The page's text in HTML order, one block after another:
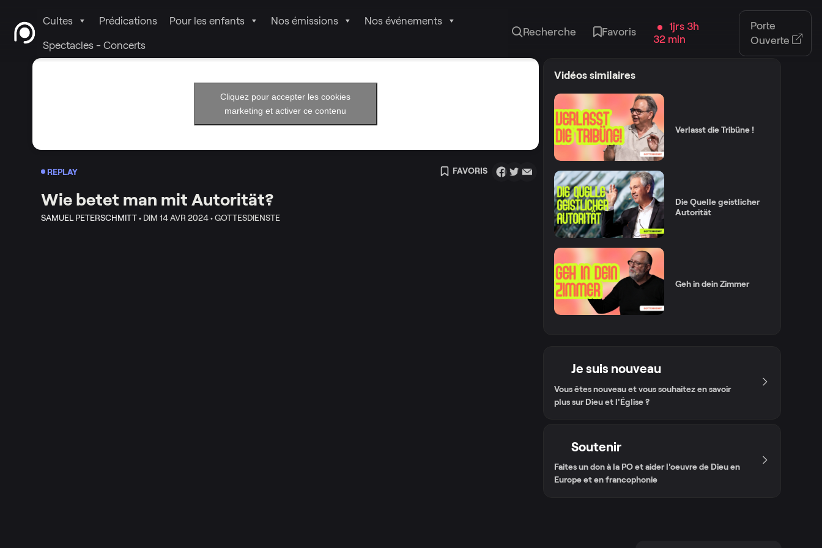
Cultes Prédications Pour les enfants Nos émissions Nos événements
Spectacles - Concerts
Recherche Favoris
1jrs 3h
32 min
Porte
Ouverte
Cliquez pour accepter les cookies
marketing et activer ce contenu
REPLAY FAVORIS
Wie betet man mit Autorität?
SAMUEL PETERSCHMITT • DIM 14 AVR 2024 • GOTTESDIENSTE
Vidéos similaires
Verlasst die Tribüne !
Die Quelle geistlicher
Autorität
Geh in dein Zimmer
Je suis nouveau
Vous êtes nouveau et vous souhaitez en savoir
plus sur Dieu et l'Église ?
Soutenir
Faites un don à la PO et aider l'oeuvre de Dieu en
Europe et en francophonie